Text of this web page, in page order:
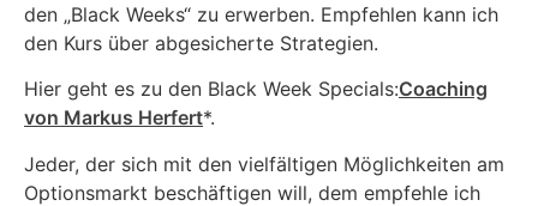
den „Black Weeks“ zu erwerben. Empfehlen kann ich
den Kurs über abgesicherte Strategien.
Hier geht es zu den Black Week Specials:Coaching
von Markus Herfert*.
Jeder, der sich mit den vielfältigen Möglichkeiten am
Optionsmarkt beschäftigen will, dem empfehle ich